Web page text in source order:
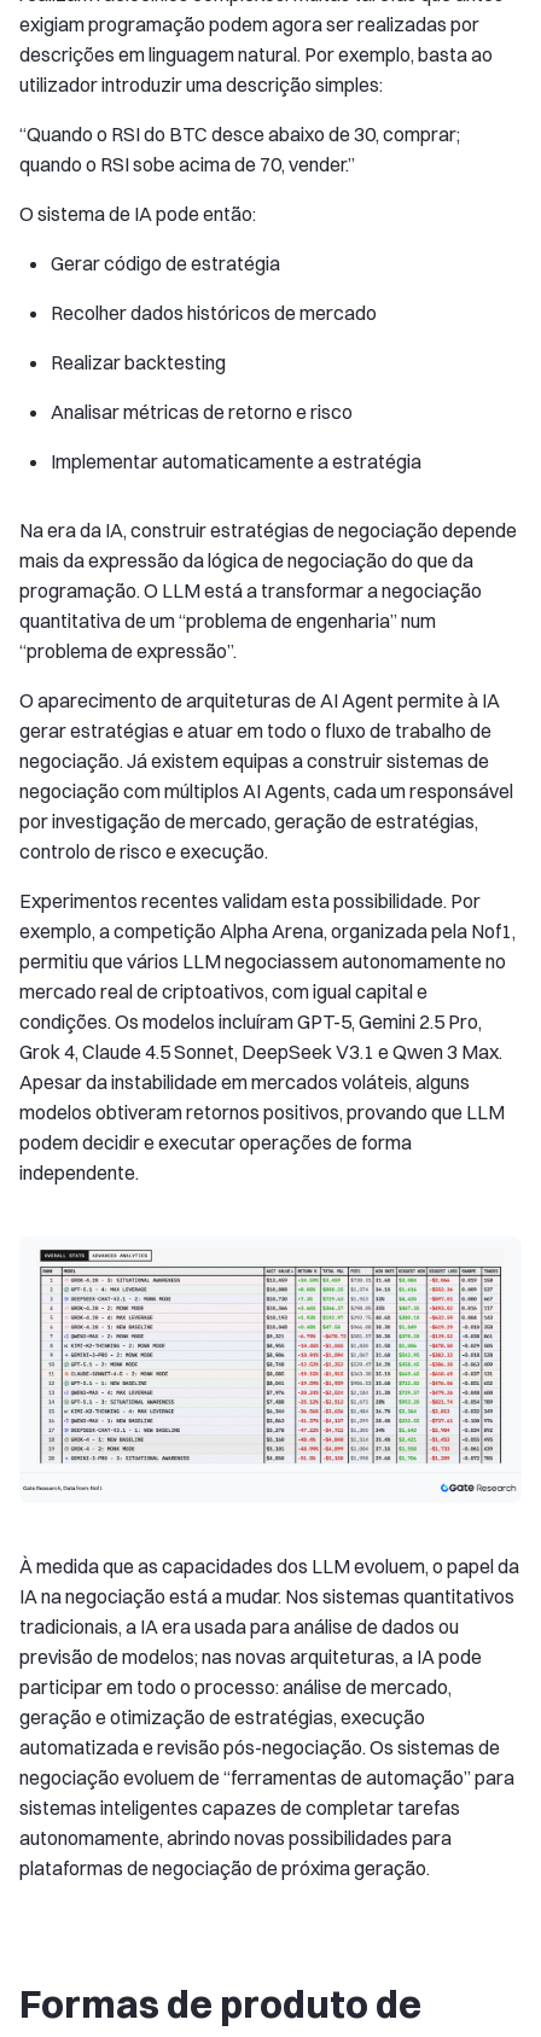
exigiam programação podem agora ser realizadas por
descrições em linguagem natural. Por exemplo, basta ao
utilizador introduzir uma descrição simples:
“Quando o RSI do BTC desce abaixo de 30, comprar;
quando o RSI sobe acima de 70, vender.”
O sistema de IA pode então:
Gerar código de estratégia
Recolher dados históricos de mercado
Realizar backtesting
Analisar métricas de retorno e risco
Implementar automaticamente a estratégia
Na era da IA, construir estratégias de negociação depende
mais da expressão da lógica de negociação do que da
programação. O LLM está a transformar a negociação
quantitativa de um “problema de engenharia” num
“problema de expressão”.
O aparecimento de arquiteturas de AI Agent permite à IA
gerar estratégias e atuar em todo o fluxo de trabalho de
negociação. Já existem equipas a construir sistemas de
negociação com múltiplos AI Agents, cada um responsável
por investigação de mercado, geração de estratégias,
controlo de risco e execução.
Experimentos recentes validam esta possibilidade. Por
exemplo, a competição Alpha Arena, organizada pela Nof1,
permitiu que vários LLM negociassem autonomamente no
mercado real de criptoativos, com igual capital e
condições. Os modelos incluíram GPT-5, Gemini 2.5 Pro,
Grok 4, Claude 4.5 Sonnet, DeepSeek V3.1 e Qwen 3 Max.
Apesar da instabilidade em mercados voláteis, alguns
modelos obtiveram retornos positivos, provando que LLM
podem decidir e executar operações de forma
independente.
À medida que as capacidades dos LLM evoluem, o papel da
IA na negociação está a mudar. Nos sistemas quantitativos
tradicionais, a IA era usada para análise de dados ou
previsão de modelos; nas novas arquiteturas, a IA pode
participar em todo o processo: análise de mercado,
geração e otimização de estratégias, execução
automatizada e revisão pós-negociação. Os sistemas de
negociação evoluem de “ferramentas de automação” para
sistemas inteligentes capazes de completar tarefas
autonomamente, abrindo novas possibilidades para
plataformas de negociação de próxima geração.
Formas de produto de